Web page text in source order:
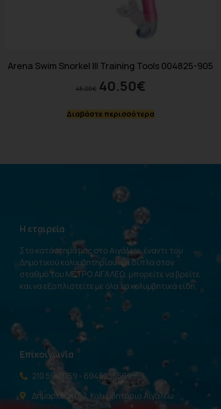
Arena Swim Snorkel III Training Tools 004825-905
45.00€ 40.50€
Διαβάστε περισσότερα
Η εταιρεία
Στο κατάστημά μας στο Αιγάλεω, έναντι του
Δημοτικού κολυμβητηρίου και δίπλα στον
σταθμό του ΜΕΤΡΟ ΑΙΓΑΛΕΩ, μπορείτε να βρείτε
και να εξοπλιστείτε με όλα τα κολυμβητικά είδη.
Επικοινωνία
210 5989159 - 6945238569
Δημαρχείου 52, Κολυμβητήριο Αιγάλεω